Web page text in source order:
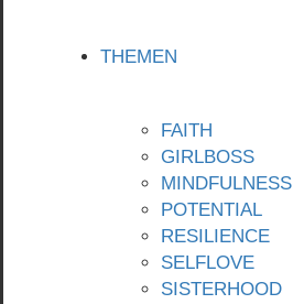
THEMEN
FAITH
GIRLBOSS
MINDFULNESS
POTENTIAL
RESILIENCE
SELFLOVE
SISTERHOOD